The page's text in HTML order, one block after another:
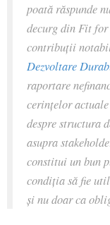
poată răspunde
decurg din Fit for
contribuții
Dezvoltare
raportare
cerințelor
despre structura
asupra
constitui un bun
condiția să fie
și nu doar ca